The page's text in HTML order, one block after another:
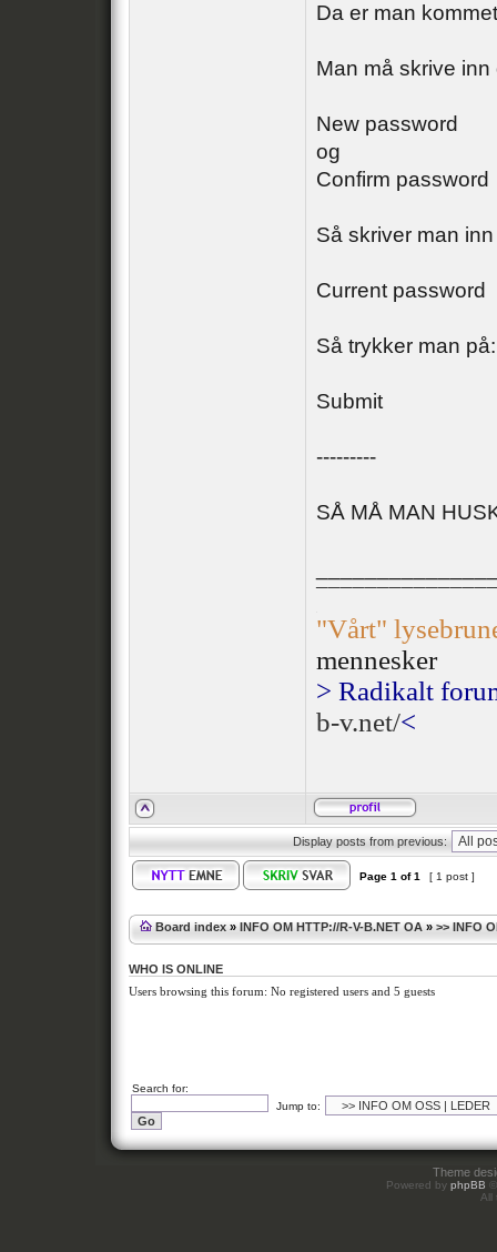
Da er man
Man må skrive
New password
og
Confirm password
Så skriver man
Current password
Så trykker man på:
Submit
---------
SÅ MÅ MAN
"Vårt"
mennesker
> Radikalt
b-v.net/<
Display posts from previous:
Page 1 of1 [ 1 post ]
Board index » INFO OM HTTP://R-V-B.NET OA » >> INFO
WHO IS ONLINE
Users browsing this forum: No registered users and 5 guests
Search for:
Jump to:
Theme
Powered by phpBB
All